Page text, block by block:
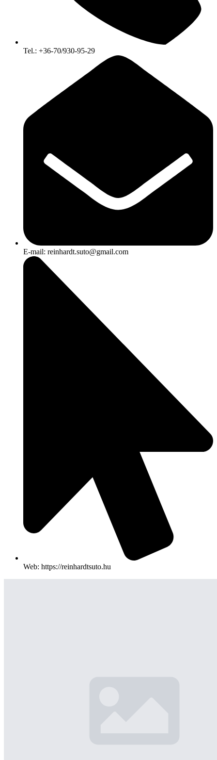
Tel.: +36-70/930-95-29
E-mail: reinhardt.suto@gmail.com
Web: https://reinhardtsuto.hu